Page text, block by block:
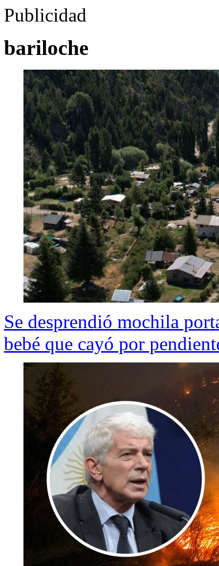
Publicidad
bariloche
Se desprendió mochila
bebé que cayó por